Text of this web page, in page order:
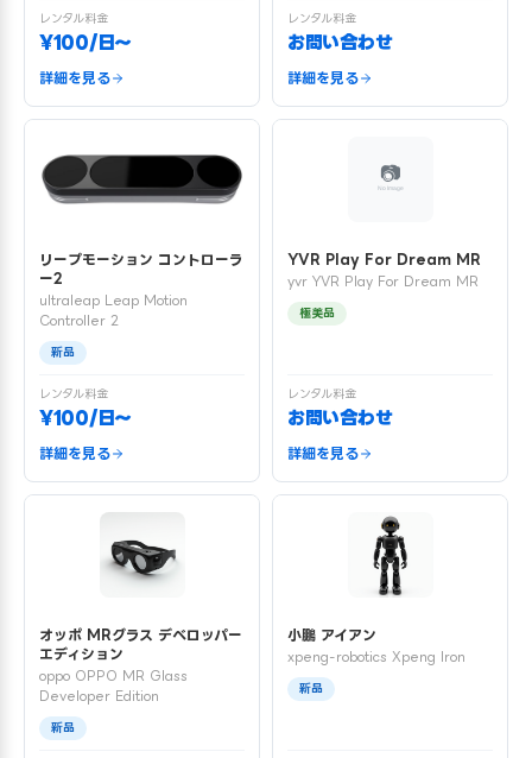
レンタル料金
¥100/日〜
詳細を見る
レンタル料金
お問い合わせ
詳細を見る
リープモーション コントローラ
ー2
ultraleap Leap Motion
Controller 2
新品
レンタル料金
¥100/日〜
詳細を見る
YVR Play For Dream MR
yvr YVR Play For Dream MR
極美品
レンタル料金
お問い合わせ
詳細を見る
オッポ MRグラス デベロッパー
エディション
oppo OPPO MR Glass
Developer Edition
新品
小鵬 アイアン
xpeng-robotics Xpeng Iron
新品